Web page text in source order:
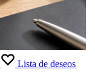
Lista de deseos